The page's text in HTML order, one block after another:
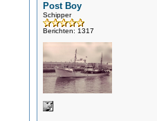
Post Boy
Schipper
Berichten: 1317